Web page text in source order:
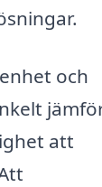
och
att